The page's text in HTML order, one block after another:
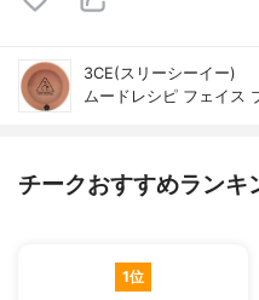
3CE(スリーシーイー)
ムードレシピ フェイス
チークおすすめランキ
1位